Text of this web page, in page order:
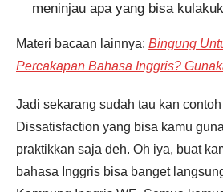
meninjau apa yang bisa
Materi bacaan lainnya: Bingung
Percakapan Bahasa Inggris?
Jadi sekarang sudah tau kan
Dissatisfaction yang bisa kamu
praktikkan saja deh. Oh iya, buat
bahasa Inggris bisa banget